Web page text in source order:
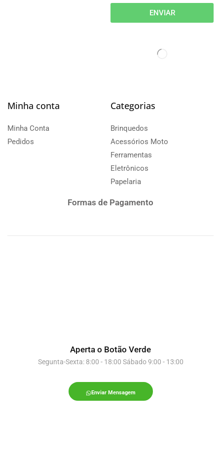
ENVIAR
Minha conta
Minha Conta
Pedidos
Categorias
Brinquedos
Acessórios Moto
Ferramentas
Eletrônicos
Papelaria
Formas de Pagamento
Aperta o Botão Verde
Segunta-Sexta: 8:00 - 18:00 Sábado 9:00 - 13:00
Enviar Mensagem